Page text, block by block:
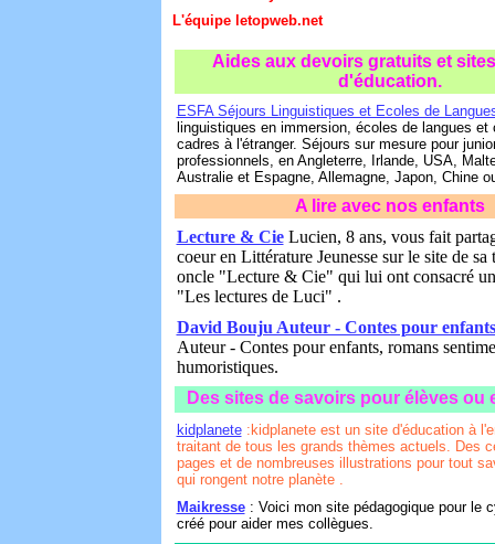
L'équipe letopweb.net
Aides aux devoirs gratuits et
d'éducation.
ESFA Séjours Linguistiques et Ecoles de
linguistiques en immersion, écoles de langues et
cadres à l'étranger. Séjours sur mesure pour
professionnels, en Angleterre, Irlande, USA,
Australie et Espagne, Allemagne, Japon, Chine
A lire avec nos enfants
Lecture & CieLucien, 8 ans, vous fait
coeur en Littérature Jeunesse sur le site de sa
oncle "Lecture & Cie" qui lui ont consacré
"Les lectures de Luci" .
David Bouju Auteur - Contes pour enfants
Auteur - Contes pour enfants, romans
humoristiques.
Des sites de savoirs pour élèves ou
kidplanete :kidplanete est un site d'éducation à
traitant de tous les grands thèmes actuels. Des
pages et de nombreuses illustrations pour tout
qui rongent notre planète .
Maikresse: Voici mon site pédagogique pour le
créé pour aider mes collègues.